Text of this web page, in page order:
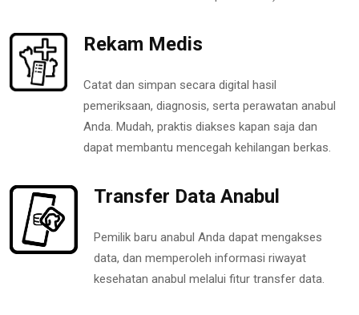
Rekam Medis
Catat dan simpan secara digital hasil
pemeriksaan, diagnosis, serta perawatan anabul
Anda. Mudah, praktis diakses kapan saja dan
dapat membantu mencegah kehilangan berkas.
Transfer Data Anabul
Pemilik baru anabul Anda dapat mengakses
data, dan memperoleh informasi riwayat
kesehatan anabul melalui fitur transfer data.